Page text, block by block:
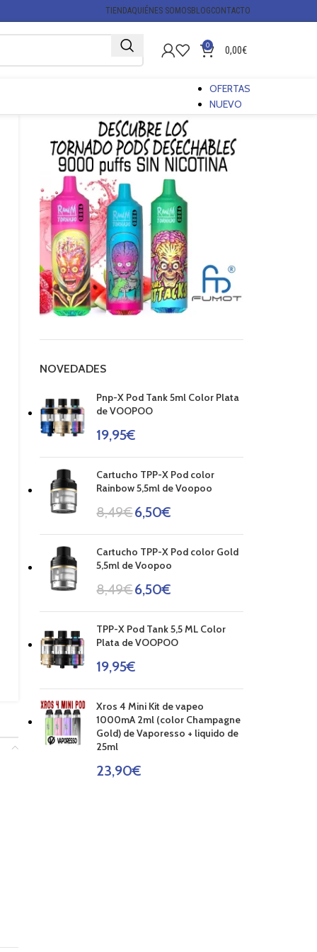
TIENDAQUIÉNES SOMOSBLOGCONTACTO
0 0,00€
OFERTAS
NUEVO
NOVEDADES
Pnp-X Pod Tank 5ml Color Plata
de VOOPOO
19,95€
Cartucho TPP-X Pod color
Rainbow 5,5ml de Voopoo
8,49€6,50€
Cartucho TPP-X Pod color Gold
5,5ml de Voopoo
8,49€6,50€
TPP-X Pod Tank 5,5 ML Color
Plata de VOOPOO
19,95€
Xros 4 Mini Kit de vapeo
1000mA 2ml (color Champagne
Gold) de Vaporesso + liquido de
25ml
23,90€